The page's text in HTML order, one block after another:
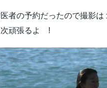
者の予約だったので撮影
頑張るよ !